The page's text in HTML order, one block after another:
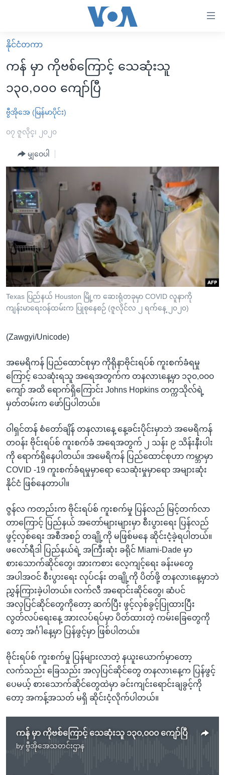
လွယ်ကူ
စေ
Link
များ
ပင်မ
ကျော်
ကြည့်
ရန်
ပင်မ
အ
ညွန်း
စာမျက်နှာ
သို့
ကျော်
ကြည့်
ရန်
ရန်
သို့
ကျော်
ရန်
မူလစာမျက်နှာ
မြန်မာ
ကမ္ဘာ့သတင်းများ
နိုင်ငံတကာ
အစ္စရေး-ပါလက်စတိုင်း
ဗွီဒီယို
အင်္ဂလိပ်စာလေ့လာမယ်
အမေရိကန်သုံးအီဒီယံ
မကြေးမုံရဲ့ အင်္ဂလိပ်စာ
ရုပ်ရှင်ထဲက အင်္ဂလိပ်စာ
သုတပဒေသာ အင်္ဂလိပ်စာ
အပတ်စဉ်ကဏ္ဍများ
ရေဒီယို
တီဗွီ
ရေဒီယိုနှင့်ရုပ်သံ အချက်အလက်များ
ရေဒီယို/တီဗွီအစီအစဉ်
Learning English
ဗွီအိုအေ လူမှုကွန်ယက်များ
နိုင်ငံတကာ
ကန် မှာ ကိုဗစ်ကြောင့် သေဆုံးသူ
၁၃၀,၀၀၀ ကျော်ပြီ
ဗွီအိုအေ (မြန်မာပိုင်း)
၀၇ ဇူလိုင္၊ ၂၀၂၀
မျှဝေပါ
Texas ပြည်နယ် Houston မြို့က ဆေးရုံတခုမှာ COVID လူနာကို
ကျန်းမာရေးဝန်ထမ်းက ပြုစုနေစဉ် (ဇူလိုင်လ ၂ ရက်နေ့ ၂၀၂၀)
(Zawgyi/Unicode)
အမေရိကန် ပြည်ထောင်စုမှာ ကိုရိုနာဗိုင်းရပ်စ် ကူးစက်ခံရမှု
ကြောင့် သေဆုံးရသူ အရေအတွက်က တနလာၤနေ့မှာ ၁၃၀,၀၀၀
ကျော် အထိ ရောက်ရှိကြောင်း Johns Hopkins တက္ကသိုလ်ရဲ့
မှတ်တမ်းက ဖော်ပြပါတယ်။
ဝါရှင်တန် စံတော်ချိန် တနလာၤနေ့ နေ့ခင်းပိုင်းမှာဘဲ အမေရိကန်
တဝန်း ဗိုင်းရပ်စ် ကူးစက်ခံ အရေအတွက် ၂ သန်း ၉ သိန်းနီးပါး
ကို ရောက်ရှိနေပါတယ်။ အမေရိကန် ပြည်ထောင်စုဟာ ကမ္ဘာမှာ
COVID -19 ကူးစက်ခံရမှုမှာရော သေဆုံးမှုမှာရော အများဆုံး
နိုင်ငံ ဖြစ်နေတာပါ။
ဇွန်လ ကတည်းက ဗိုင်းရပ်စ် ကူးစက်မှု ပြန်လည် မြင့်တက်လာ
တာကြောင့် ပြည်နယ် အတော်များများမှာ စီးပွားရေး ပြန်လည်
ဖွင့်လှစ်ရေး အစီအစဉ် တချို့ကို မဖြစ်မနေ ဆိုင်းငံ့ခဲ့ရပါတယ်။
ဖလော်ရီဒါ ပြည်နယ်ရဲ့ အကြီးဆုံး ခရိုင် Miami-Dade မှာ
စားသောက်ဆိုင်တွေ၊ အားကစား လေ့ကျင့်ရေး ခန်းမတွေ
အပါအဝင် စီးပွားရေး လုပ်ငန်း တချို့ကို ပိတ်ဖို့ တနလာၤနေ့မှာဘဲ
ညွှန်ကြားခဲ့ပါတယ်။ လက်လီ အရောင်းဆိုင်တွေ၊ ဆံပင်
အလှပြင်ဆိုင်တွေကိုတော့ ဆက်ပြီး ဖွင့်လှစ်ခွင့်ပြုထားပြီး
လွတ်လပ်ရေးနေ့ အားလပ်ရပ်မှာ ပိတ်ထားတဲ့ ကမ်းခြေတွေကို
တော့ အင်္ဂါနေ့မှာ ပြန်ဖွင့်မှာ ဖြစ်ပါတယ်။
ဗိုင်းရပ်စ် ကူးစက်မှု ပြန်များလာတဲ့ နယူးယောက်မှာတော့
လက်သည်း ခြေသည်း အလှပြင်ဆိုင်တွေ တနလာၤနေ့က ပြန်ဖွင့်
ပေမယ့် စားသောက်ဆိုင်တွေထဲမှာ ခင်းကျင်းရောင်းချခွင့်ကို
တော့ အကန့်အသတ် မရှိ ဆိုင်းငံ့လိုက်ပါတယ်။
ကန် မှာ ကိုဗစ်ကြောင့် သေဆုံးသူ ၁၃၀,၀၀၀ ကျော်ပြီ
by ဗွီအိုအေသတင်းဌာန
No media source currently available